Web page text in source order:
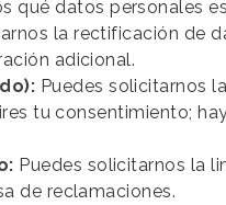
qué datos personales
la rectificación de
adicional.
Puedes solicitarnos
tu consentimiento;
Puedes solicitarnos la
de reclamaciones.